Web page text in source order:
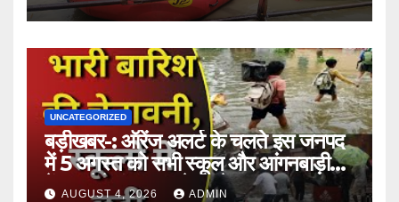
UNCATEGORIZED
बड़ीखबर-: ऑरेंज अलर्ट के चलते इस जनपद
में 5 अगस्त को सभी स्कूल और आंगनबाड़ी
केंद्र रहेंगे बंद,DM के आदेश ।।
AUGUST 4, 2026 ADMIN